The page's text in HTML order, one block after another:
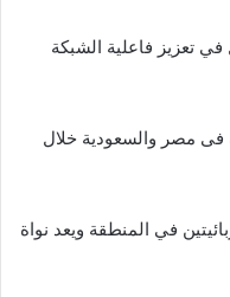
تعزيز فاعلية الشبكة
فى مصر والسعودية خلال
في المنطقة ويعد نواة